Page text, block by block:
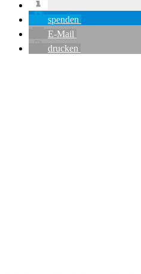
spenden
E-Mail
drucken